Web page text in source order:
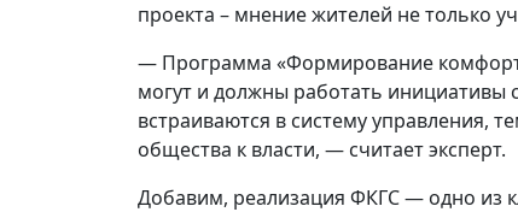
проекта – мнение жителей не только
— Программа «Формирование
могут и должны работать инициативы
встраиваются в систему управления,
общества к власти, — считает эксперт.
Добавим, реализация ФКГС — одно из